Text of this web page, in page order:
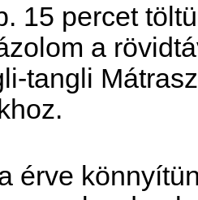
15 percet
a
tangli
érve